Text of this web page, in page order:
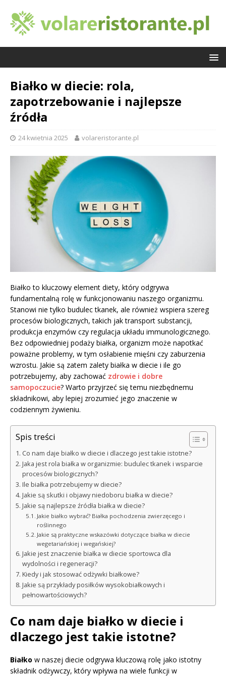
Białko w diecie: rola,
zapotrzebowanie i najlepsze
źródła
24 kwietnia 2025 volareristorante.pl
Białko to kluczowy element diety, który odgrywa
fundamentalną rolę w funkcjonowaniu naszego organizmu.
Stanowi nie tylko budulec tkanek, ale również wspiera szereg
procesów biologicznych, takich jak transport substancji,
produkcja enzymów czy regulacja układu immunologicznego.
Bez odpowiedniej podaży białka, organizm może napotkać
poważne problemy, w tym osłabienie mięśni czy zaburzenia
wzrostu. Jakie są zatem zalety białka w diecie i ile go
potrzebujemy, aby zachować zdrowie i dobre
samopoczucie? Warto przyjrzeć się temu niezbędnemu
składnikowi, aby lepiej zrozumieć jego znaczenie w
codziennym żywieniu.
Spis treści
Co nam daje białko w diecie i dlaczego jest takie istotne?
Jaka jest rola białka w organizmie: budulec tkanek i wsparcie
procesów biologicznych?
Ile białka potrzebujemy w diecie?
Jakie są skutki i objawy niedoboru białka w diecie?
Jakie są najlepsze źródła białka w diecie?
Jakie białko wybrać? Białka pochodzenia zwierzęcego i
roślinnego
Jakie są praktyczne wskazówki dotyczące białka w diecie
wegetariańskiej i wegańskiej?
Jakie jest znaczenie białka w diecie sportowca dla
wydolności i regeneracji?
Kiedy i jak stosować odżywki białkowe?
Jakie są przykłady posiłków wysokobiałkowych i
pełnowartościowych?
Co nam daje białko w diecie i
dlaczego jest takie istotne?
Białko w naszej diecie odgrywa kluczową rolę jako istotny
składnik odżywczy, który wpływa na wiele funkcji w